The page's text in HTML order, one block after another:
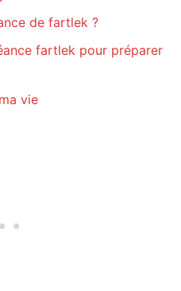
de fartlek ?
fartlek pour préparer
vie